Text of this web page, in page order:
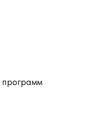
программ